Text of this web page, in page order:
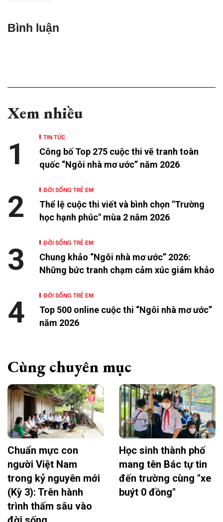
Bình luận
Xem nhiều
TIN TỨC
Công bố Top 275 cuộc thi vẽ tranh toàn
quốc “Ngôi nhà mơ ước” năm 2026
1
ĐỜI SỐNG TRẺ EM
Thể lệ cuộc thi viết và bình chọn "Trường
học hạnh phúc" mùa 2 năm 2026
2
ĐỜI SỐNG TRẺ EM
Chung khảo “Ngôi nhà mơ ước” 2026:
Những bức tranh chạm cảm xúc giám khảo
3
ĐỜI SỐNG TRẺ EM
Top 500 online cuộc thi “Ngôi nhà mơ ước”
năm 2026
4
Cùng chuyên mục
Chuẩn mực con
người Việt Nam
trong kỷ nguyên mới
(Kỳ 3): Trên hành
trình thấm sâu vào
Học sinh thành phố
mang tên Bác tự tin
đến trường cùng "xe
buýt 0 đồng"